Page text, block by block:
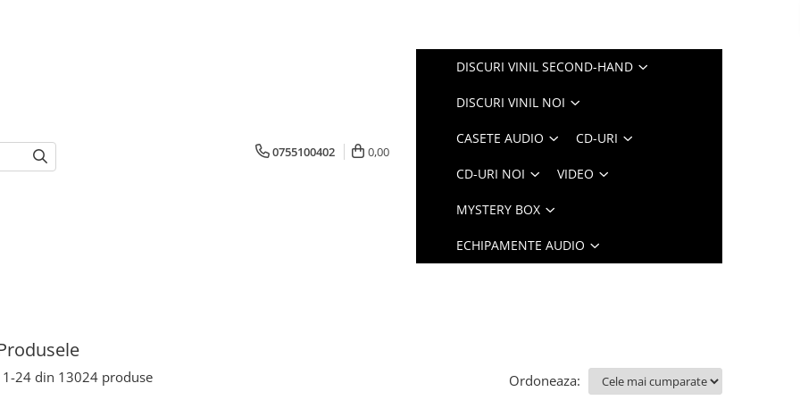
0755100402 0,00
DISCURI VINIL SECOND-HAND
DISCURI VINIL NOI
CASETE AUDIO CD-URI
CD-URI NOI VIDEO
MYSTERY BOX
ECHIPAMENTE AUDIO
1-24 din 13024 produse Ordoneaza: